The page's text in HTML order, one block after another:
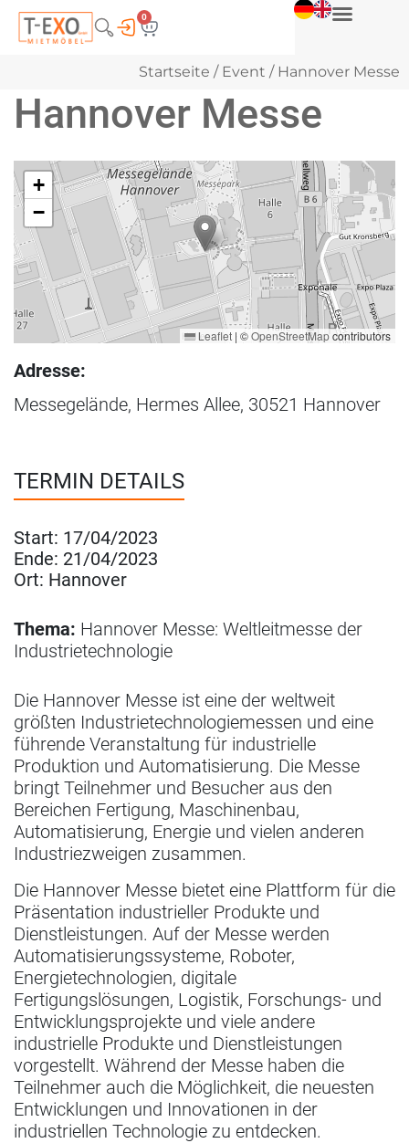
0
Startseite / Event / Hannover Messe
Hannover Messe
+
−
Leaflet | ©OpenStreetMapcontributors
Adresse:
Messegelände, Hermes Allee, 30521 Hannover
TERMIN DETAILS
Start: 17/04/2023
Ende: 21/04/2023
Ort: Hannover
Thema: Hannover Messe: Weltleitmesse der
Industrietechnologie
Die Hannover Messe ist eine der weltweit
größten Industrietechnologiemessen und eine
führende Veranstaltung für industrielle
Produktion und Automatisierung. Die Messe
bringt Teilnehmer und Besucher aus den
Bereichen Fertigung, Maschinenbau,
Automatisierung, Energie und vielen anderen
Industriezweigen zusammen.
Die Hannover Messe bietet eine Plattform für die
Präsentation industrieller Produkte und
Dienstleistungen. Auf der Messe werden
Automatisierungssysteme, Roboter,
Energietechnologien, digitale
Fertigungslösungen, Logistik, Forschungs- und
Entwicklungsprojekte und viele andere
industrielle Produkte und Dienstleistungen
vorgestellt. Während der Messe haben die
Teilnehmer auch die Möglichkeit, die neuesten
Entwicklungen und Innovationen in der
industriellen Technologie zu entdecken.